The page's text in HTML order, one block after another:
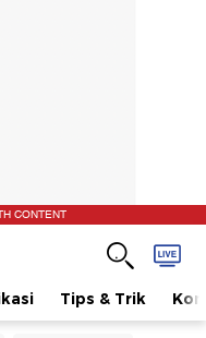
CONTENT
Tips & Trik